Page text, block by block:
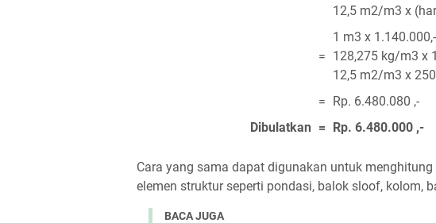
12,5 m2/m3 x
=
1 m3 x
128,275 kg/m3 x
12,5 m2/m3 x
= Rp. 6.480.080 ,-
Dibulatkan = Rp. 6.480.000 ,-
Cara yang sama dapat digunakan untuk
elemen struktur seperti pondasi, balok sloof, kolom,
BACA JUGA